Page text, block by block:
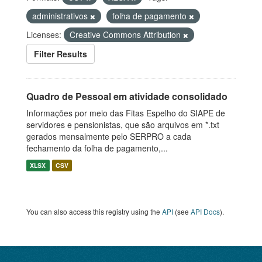
administrativos
folha de pagamento
Licenses:
Creative Commons Attribution
Filter Results
Quadro de Pessoal em atividade consolidado
Informações por meio das Fitas Espelho do SIAPE de
servidores e pensionistas, que são arquivos em *.txt
gerados mensalmente pelo SERPRO a cada
fechamento da folha de pagamento,...
XLSX CSV
You can also access this registry using the API (see API Docs).